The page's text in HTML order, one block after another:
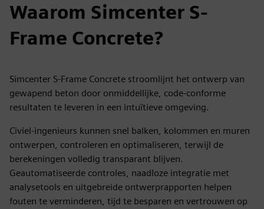
Waarom Simcenter S-
Frame Concrete?
Simcenter S-Frame Concrete stroomlijnt het ontwerp van
gewapend beton door onmiddellijke, code‑conforme
resultaten te leveren in een intuïtieve omgeving.
Civiel-ingenieurs kunnen snel balken, kolommen en muren
ontwerpen, controleren en optimaliseren, terwijl de
berekeningen volledig transparant blijven.
Geautomatiseerde controles, naadloze integratie met
analysetools en uitgebreide ontwerprapporten helpen
fouten te verminderen, tijd te besparen en vertrouwen op